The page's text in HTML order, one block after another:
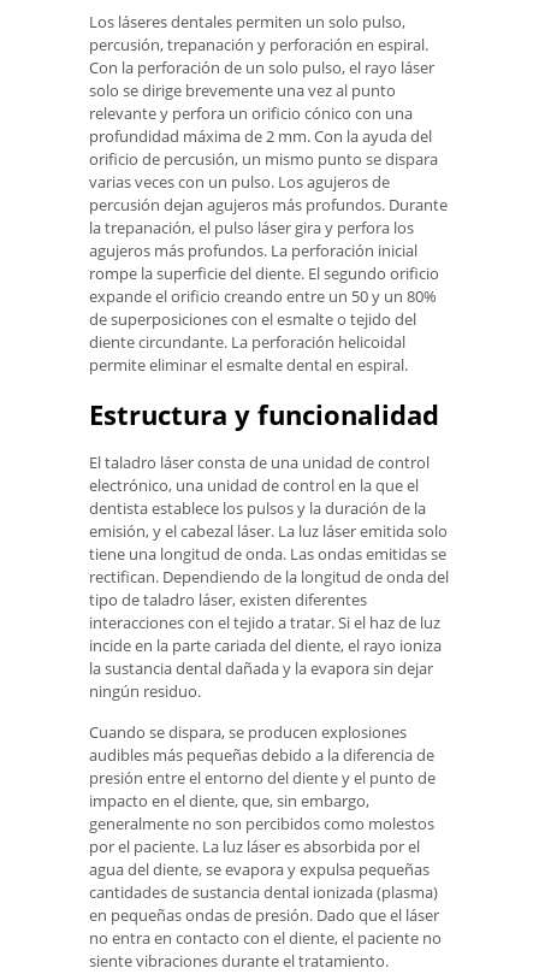
Los láseres dentales permiten un solo pulso,
percusión, trepanación y perforación en espiral.
Con la perforación de un solo pulso, el rayo láser
solo se dirige brevemente una vez al punto
relevante y perfora un orificio cónico con una
profundidad máxima de 2 mm. Con la ayuda del
orificio de percusión, un mismo punto se dispara
varias veces con un pulso. Los agujeros de
percusión dejan agujeros más profundos. Durante
la trepanación, el pulso láser gira y perfora los
agujeros más profundos. La perforación inicial
rompe la superficie del diente. El segundo orificio
expande el orificio creando entre un 50 y un 80%
de superposiciones con el esmalte o tejido del
diente circundante. La perforación helicoidal
permite eliminar el esmalte dental en espiral.
Estructura y funcionalidad
El taladro láser consta de una unidad de control
electrónico, una unidad de control en la que el
dentista establece los pulsos y la duración de la
emisión, y el cabezal láser. La luz láser emitida solo
tiene una longitud de onda. Las ondas emitidas se
rectifican. Dependiendo de la longitud de onda del
tipo de taladro láser, existen diferentes
interacciones con el tejido a tratar. Si el haz de luz
incide en la parte cariada del diente, el rayo ioniza
la sustancia dental dañada y la evapora sin dejar
ningún residuo.
Cuando se dispara, se producen explosiones
audibles más pequeñas debido a la diferencia de
presión entre el entorno del diente y el punto de
impacto en el diente, que, sin embargo,
generalmente no son percibidos como molestos
por el paciente. La luz láser es absorbida por el
agua del diente, se evapora y expulsa pequeñas
cantidades de sustancia dental ionizada (plasma)
en pequeñas ondas de presión. Dado que el láser
no entra en contacto con el diente, el paciente no
siente vibraciones durante el tratamiento.